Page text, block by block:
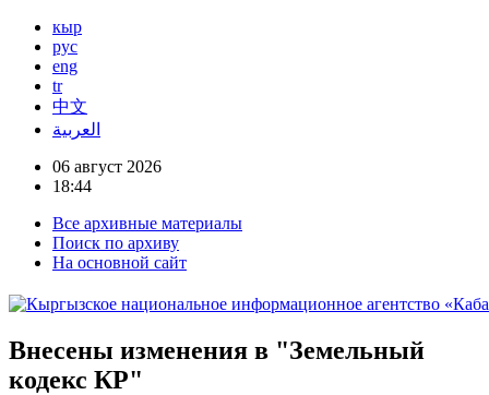
кыр
рус
eng
tr
中文
العربية
06 август 2026
18:44
Все архивные материалы
Поиск по архиву
На основной сайт
Внесены изменения в "Земельный
кодекс КР"